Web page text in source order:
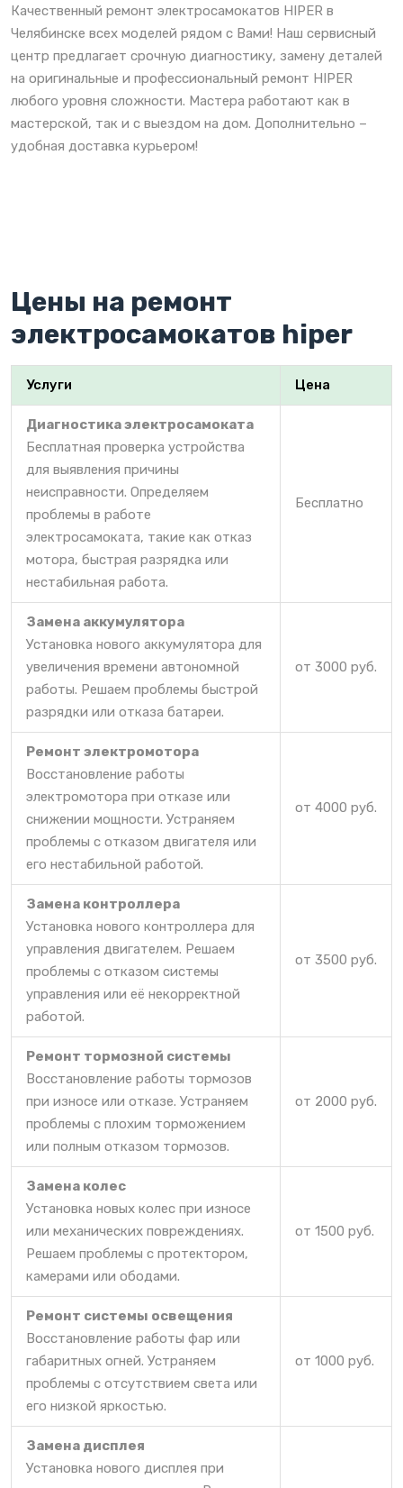
Качественный ремонт электросамокатов HIPER в
Челябинске всех моделей рядом с Вами! Наш сервисный
центр предлагает срочную диагностику, замену деталей
на оригинальные и профессиональный ремонт HIPER
любого уровня сложности. Мастера работают как в
мастерской, так и с выездом на дом. Дополнительно –
удобная доставка курьером!
Цены на ремонт
электросамокатов hiper
Услуги Цена
Диагностика электросамоката
Бесплатная проверка устройства
для выявления причины
неисправности. Определяем
проблемы в работе
электросамоката, такие как отказ
мотора, быстрая разрядка или
нестабильная работа.
Бесплатно
Замена аккумулятора
Установка нового аккумулятора для
увеличения времени автономной
работы. Решаем проблемы быстрой
разрядки или отказа батареи.
от 3000 руб.
Ремонт электромотора
Восстановление работы
электромотора при отказе или
снижении мощности. Устраняем
проблемы с отказом двигателя или
его нестабильной работой.
от 4000 руб.
Замена контроллера
Установка нового контроллера для
управления двигателем. Решаем
проблемы с отказом системы
управления или её некорректной
работой.
от 3500 руб.
Ремонт тормозной системы
Восстановление работы тормозов
при износе или отказе. Устраняем
проблемы с плохим торможением
или полным отказом тормозов.
от 2000 руб.
Замена колес
Установка новых колес при износе
или механических повреждениях.
Решаем проблемы с протектором,
камерами или ободами.
от 1500 руб.
Ремонт системы освещения
Восстановление работы фар или
габаритных огней. Устраняем
проблемы с отсутствием света или
его низкой яркостью.
от 1000 руб.
Замена дисплея
Установка нового дисплея при